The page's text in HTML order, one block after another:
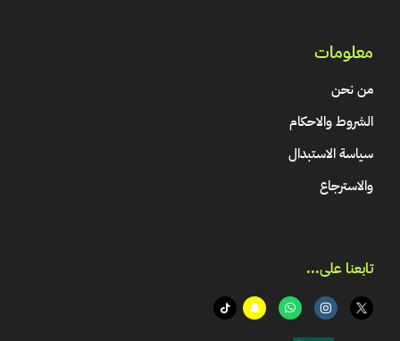
معلومات
من نحن
الشروط والاحكام
سياسة الاستبدال
والاسترجاع
تابعنا على...​